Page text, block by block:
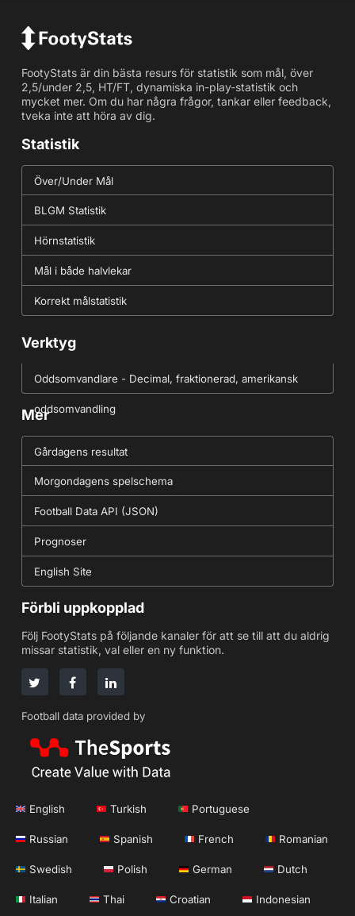
FootyStats är din bästa resurs för statistik som mål, över
2,5/under 2,5, HT/FT, dynamiska in-play-statistik och
mycket mer. Om du har några frågor, tankar eller feedback,
tveka inte att höra av dig.
Statistik
Över/Under Mål
BLGM Statistik
Hörnstatistik
Mål i både halvlekar
Korrekt målstatistik
Verktyg
Oddsomvandlare - Decimal, fraktionerad, amerikansk
oddsomvandling
Mer
Gårdagens resultat
Morgondagens spelschema
Football Data API (JSON)
Prognoser
English Site
Förbli uppkopplad
Följ FootyStats på följande kanaler för att se till att du aldrig
missar statistik, val eller en ny funktion.
Football data provided by
English Turkish Portuguese
Russian Spanish French Romanian
Swedish Polish German Dutch
Italian Thai Croatian Indonesian